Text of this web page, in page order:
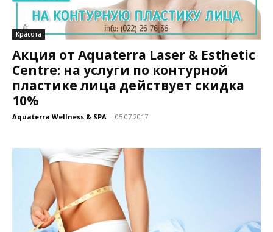
Красота
Акция от Aquaterra Laser & Esthetic
Centre: на услуги по контурной
пластике лица действует скидка
10%
Aquaterra Wellness & SPA - 05.07.2017